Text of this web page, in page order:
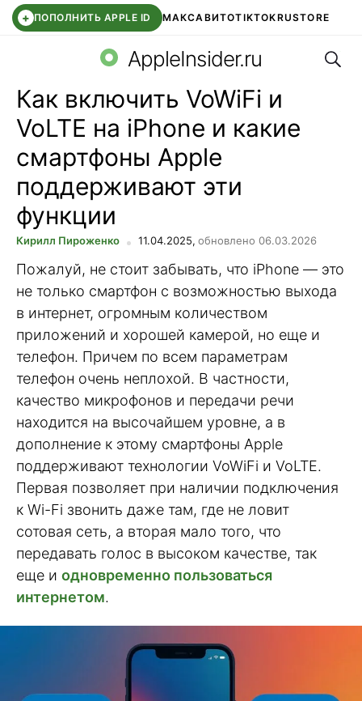
+ ПОПОЛНИТЬ APPLE ID МАКСАВИТОTIKTOKRUSTORE
WB КЛУБIOS 26.6 APPLE ID
AppleInsider.ru
Как включить VoWiFi и
VoLTE на iPhone и какие
смартфоны Apple
поддерживают эти
функции
Кирилл Пироженко 11.04.2025, обновлено 06.03.2026
Пожалуй, не стоит забывать, что iPhone — это
не только смартфон с возможностью выхода
в интернет, огромным количеством
приложений и хорошей камерой, но еще и
телефон. Причем по всем параметрам
телефон очень неплохой. В частности,
качество микрофонов и передачи речи
находится на высочайшем уровне, а в
дополнение к этому смартфоны Apple
поддерживают технологии VoWiFi и VoLTE.
Первая позволяет при наличии подключения
к Wi-Fi звонить даже там, где не ловит
сотовая сеть, а вторая мало того, что
передавать голос в высоком качестве, так
еще и одновременно пользоваться
интернетом.